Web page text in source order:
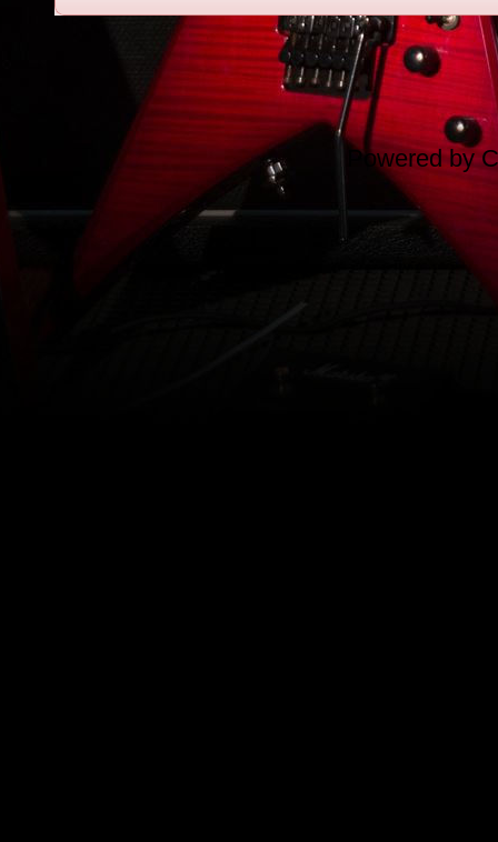
Powered by